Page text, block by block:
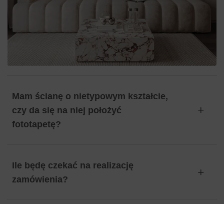
Mam ścianę o nietypowym kształcie,
czy da się na niej położyć
fototapetę?
Ile będę czekać na realizację
zamówienia?